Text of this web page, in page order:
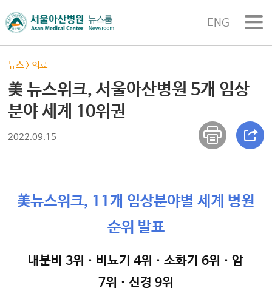
ENG
뉴스 >의료
美 뉴스위크, 서울아산병원 5개 임상
분야 세계 10위권
2022.09.15
美뉴스위크, 11개 임상분야별 세계 병원
순위 발표
내분비 3위ㆍ비뇨기 4위ㆍ소화기 6위ㆍ암
7위ㆍ신경 9위